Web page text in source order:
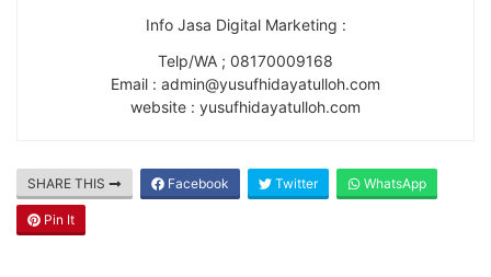
Info Jasa Digital Marketing :
Telp/WA ; 08170009168
Email : admin@yusufhidayatulloh.com
website : yusufhidayatulloh.com
SHARE THIS Facebook Twitter WhatsApp
Pin It